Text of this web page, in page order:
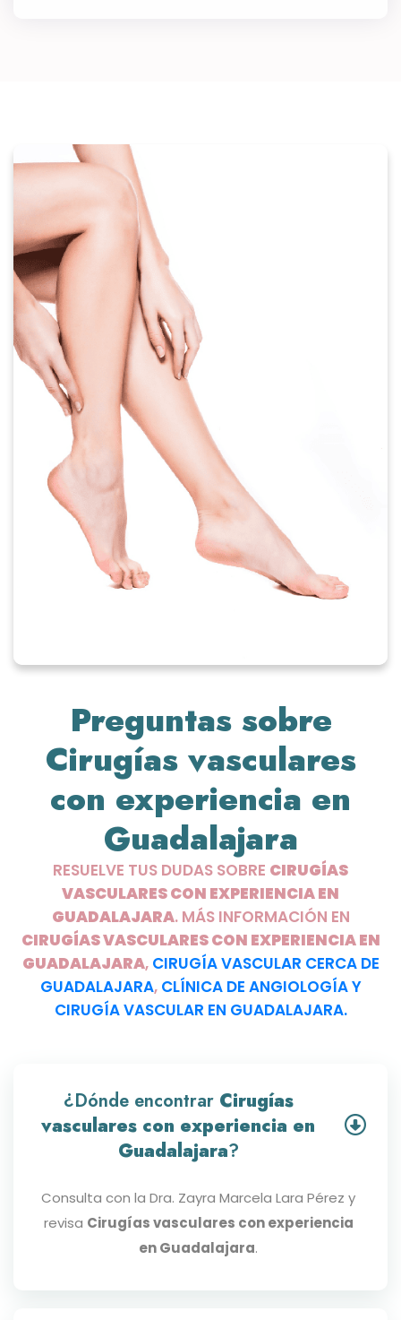
Preguntas sobre
Cirugías vasculares
con experiencia en
Guadalajara
RESUELVE TUS DUDAS SOBRE CIRUGÍAS
VASCULARES CON EXPERIENCIA EN
GUADALAJARA. MÁS INFORMACIÓN EN
CIRUGÍAS VASCULARES CON EXPERIENCIA EN
GUADALAJARA, CIRUGÍA VASCULAR CERCA DE
GUADALAJARA, CLÍNICA DE ANGIOLOGÍA Y
CIRUGÍA VASCULAR EN GUADALAJARA.
¿Dónde encontrar Cirugías
vasculares con experiencia en
Guadalajara?
Consulta con la Dra. Zayra Marcela Lara Pérez y
revisa Cirugías vasculares con experiencia
en Guadalajara.